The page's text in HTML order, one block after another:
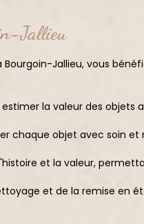
Jallieu
Bourgoin-Jallieu, vous
la valeur des objets
chaque objet avec soin et
et la valeur,
et de la remise en